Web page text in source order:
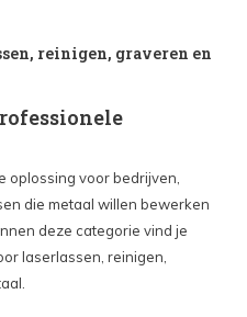
reinigen, graveren en
oplossing voor bedrijven,
die metaal willen bewerken
deze categorie vind je
laserlassen, reinigen,